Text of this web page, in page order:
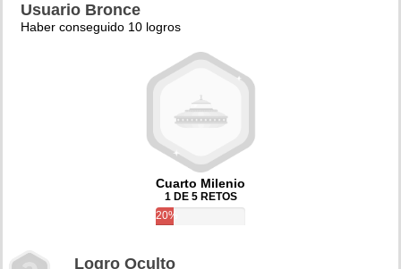
Usuario Bronce
Haber conseguido 10 logros
Cuarto Milenio
1 DE 5 RETOS
20%
Logro Oculto